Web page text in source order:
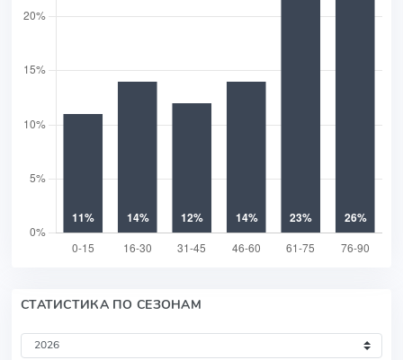
СТАТИСТИКА ПО СЕЗОНАМ